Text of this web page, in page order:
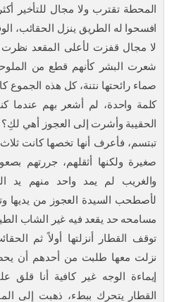
المحطة تقترب ولا مجال للتأخير
افسحوا له الطريق ينزل الحقائب،
لا مجال قفزت لأعلى المقعد نظرت
شعرت البشر كأنهم قطع من
صماء رائحتها نتنة، كل هذه الجموع
كلمة واحدة، لم أشعر بهم
الحقيبة وأشرت إلى العجوز أهي لكِ؟
تبتسم، فأعرف أنها تخصها كانت ثلاث
صغيرة ولكنها أثقلهم، جررتهم
والغريب لم يمد واحد منهم يد
لأصطحب السيدة العجوز من يديها
مسامحه حد يقعد فيه غير الشاب
توقف القطار أنزلتها أولاً ثم
نزلت معها طلبت من أحدهم أن
إيماءة الوجه غير كافية أنا قلق
القطار يتحرك ببطء، ذهبت إلى